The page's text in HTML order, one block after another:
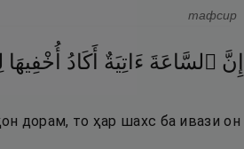
тафсир
إِنَّ ٱلسَّاعَةَ ءَاتِيَةٌ أَكَادُ أُخْفِيهَا
дорам, то ҳар шахс ба ивази он